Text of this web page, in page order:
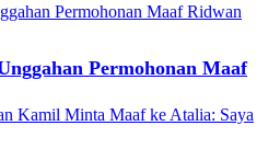
Permohonan Maaf